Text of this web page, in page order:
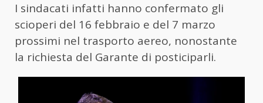
I sindacati infatti hanno confermato gli
scioperi del 16 febbraio e del 7 marzo
prossimi nel trasporto aereo, nonostante
la richiesta del Garante di posticiparli.